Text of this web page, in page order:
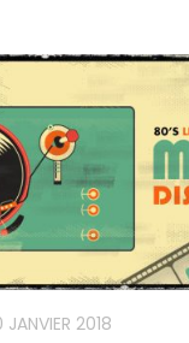
JANVIER 2018